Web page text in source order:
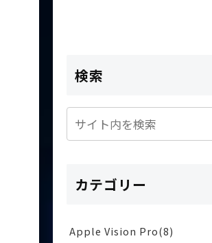
検索
カテゴリー
Apple Vision Pro 8